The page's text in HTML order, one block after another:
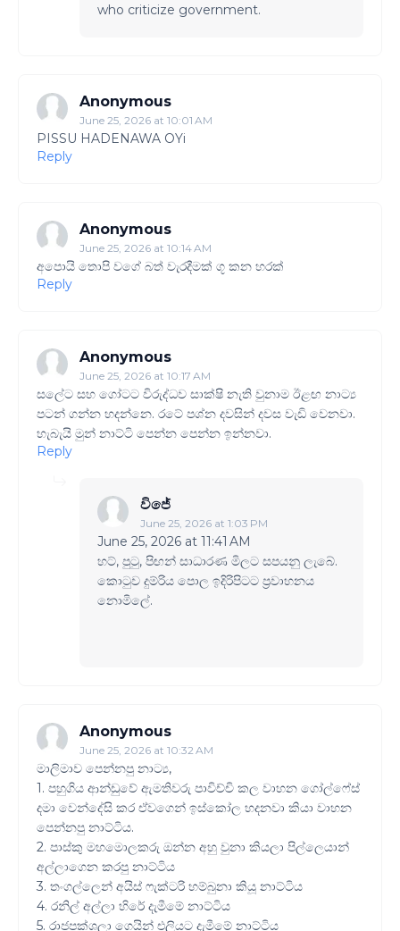
who criticize government.
Anonymous
June 25, 2026 at 10:01 AM
PISSU HADENAWA OYi
Reply
Anonymous
June 25, 2026 at 10:14 AM
අපොයි තොපි වගේ බත් වැරදීමක් ගූ කන හරක්
Reply
Anonymous
June 25, 2026 at 10:17 AM
සලේට සහ ගෝටට විරුද්ධව සාක්ෂි නැති වුනාම ඊළඟ නාට්‍ය
පටන් ගන්න හදන්නෙ. රටේ පශ්න දවසින් දවස වැඩි වෙනවා.
හැබැයි මුන් නාට්ටි පෙන්න පෙන්න ඉන්නවා.
Reply
විජේ
June 25, 2026 at 1:03 PM
June 25, 2026 at 11:41 AM
හට්, පුටු, පිඟන් සාධාරණ මිලට සපයනු ලැබේ.
කොටුව දුම්රිය පොල ඉදිරිපිටට ප්‍රවාහනය
නොමිලේ.
Anonymous
June 25, 2026 at 10:32 AM
මාලිමාව පෙන්නපු නාට්‍ය,
1. පහුගිය ආන්ඩුවේ ඇමතිවරු පාවිච්චි කල වාහන ගෝල්ෆේස්
දමා වෙන්දේසි කර ඒවගෙන් ඉස්කෝල හදනවා කියා වාහන
පෙන්නපු නාට්ටිය.
2. පාස්කු මහමොලකරු ඔන්න අහු වුනා කියලා පිල්ලෙයාන්
අල්ලාගෙන කරපු නාට්ටිය
3. තංගල්ලෙන් අයිස් ෆැක්ටරි හම්බුනා කියූ නාට්ටිය
4. රනිල් අල්ලා හිරේ දැමීමේ නාට්ටිය
5. රාජපක්ශලා ගෙයින් එලියට දැමීමේ නාට්ටිය